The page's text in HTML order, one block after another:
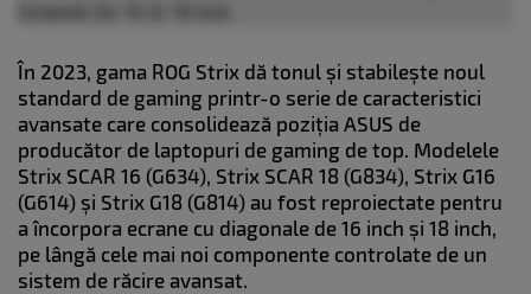
În 2023, gama ROG Strix dă tonul și stabilește noul
standard de gaming printr-o serie de caracteristici
avansate care consolidează poziția ASUS de
producător de laptopuri de gaming de top. Modelele
Strix SCAR 16 (G634), Strix SCAR 18 (G834), Strix G16
(G614) și Strix G18 (G814) au fost reproiectate pentru
a încorpora ecrane cu diagonale de 16 inch și 18 inch,
pe lângă cele mai noi componente controlate de un
sistem de răcire avansat.